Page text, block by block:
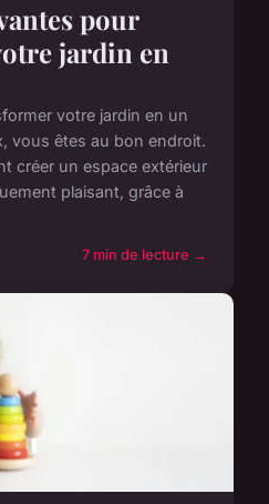
pour
jardin en
votre jardin en un
vous êtes au bon endroit.
créer un espace extérieur
plaisant, grâce à
7 min de lecture →